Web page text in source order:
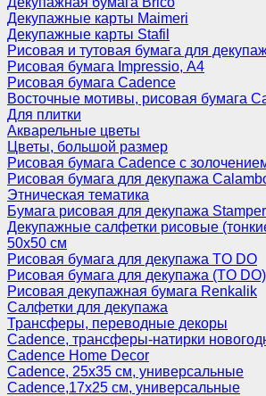
Декупажные карты Maimeri
Декупажные карты Stafil
Рисовая и тутовая бумага для
Рисовая бумага Impressio, А4
Рисовая бумага Cadence
Восточные мотивы, рисовая бумага
Для плитки
Акварельные цветы
Цветы, большой размер
Рисовая бумага Cadence c
Рисовая бумага для декупажа
Этническая тематика
Бумага рисовая для декупажа
Декупажные салфетки рисовые
50х50 см
Рисовая бумага для декупажа TO DO
Рисовая бумага для декупажа (TO
Рисовая декупажная бумага Renkalik
Салфетки для декупажа
Трансферы, переводные декоры
Cadence, трансферы-натирки
Cadence Home Decor
Cadence, 25х35 см, универсальные
Cadence,17х25 см, универсальные